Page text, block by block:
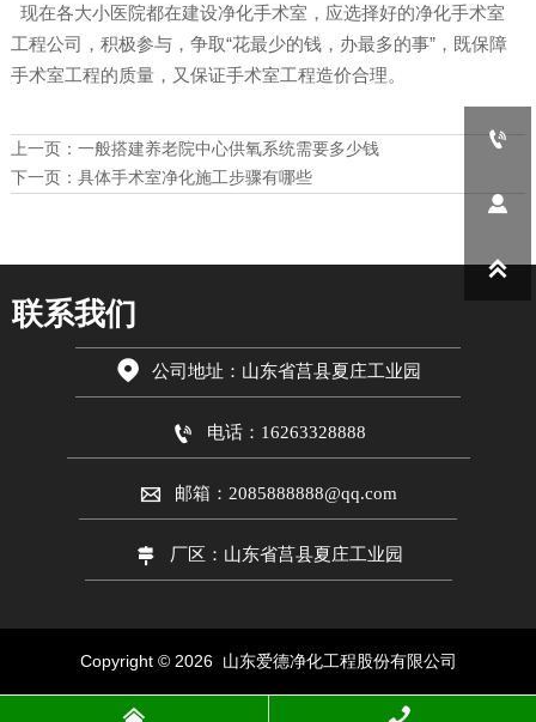
现在各大小医院都在建设净化手术室，应选择好的净化手术室
工程公司，积极参与，争取“花最少的钱，办最多的事”，既保障
手术室工程的质量，又保证手术室工程造价合理。
上一页： 一般搭建养老院中心供氧系统需要多少钱
下一页： 具体手术室净化施工步骤有哪些
联系我们
 公司地址：山东省莒县夏庄工业园
 电话：16263328888
 邮箱：2085888888@qq.com
 厂区：山东省莒县夏庄工业园
Copyright © 2026 山东爱德净化工程股份有限公司


